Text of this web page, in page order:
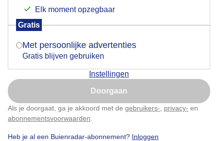
Elk moment opzegbaar
Gratis
Met persoonlijke advertenties
Gratis blijven gebruiken
Instellingen
Doorgaan
Als je doorgaat, ga je akkoord met de gebruikers- privacy- en
abonnementsvoorwaarden
Heb je al een Buienradar-abonnement? Inloggen
Door: Trudy Fortuijn - van Es Gemaakt: 02-06-2026, 39x bekeken
Is goed, toon de popup
Nu niet, misschien later
Klik hierom dit aan te passen